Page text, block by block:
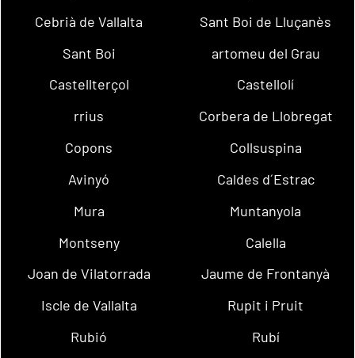
Cebrià de Vallalta
Sant Boi de Lluçanès
Sant Boi
artomeu del Grau
Castellterçol
Castellolí
rrius
Corbera de Llobregat
Copons
Collsuspina
Avinyó
Caldes d´Estrac
Mura
Muntanyola
Montseny
Calella
Joan de Vilatorrada
Jaume de Frontanyà
Iscle de Vallalta
Rupit i Pruit
Rubió
Rubí